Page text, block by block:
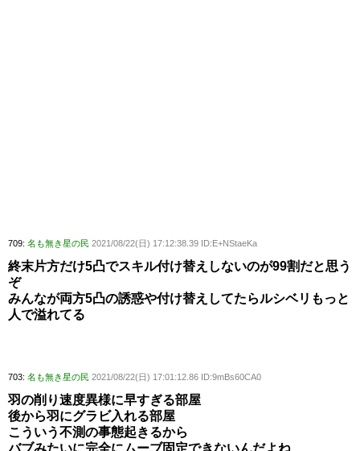
709: 名も無き星の民 2021/08/22(日) 17:12:38.39 ID:E+NStaeKa
終末片方だけ5凸でスキル付け替えしないのが99割だと思う
ぞ
みんなが両方5凸の誘惑や付け替えしてたらルシベリもっと
人で溢れてる
703: 名も無き星の民 2021/08/22(日) 17:01:12.86 ID:9mBs60CA0
羽の削り速度異様に早すぎる部屋
後から羽にグラビ入れる部屋
こういう不測の事態起きるから